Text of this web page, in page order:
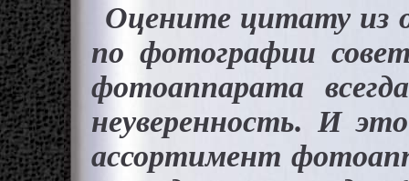
Оцените цитату из
по фотографии
фотоаппарата
неуверенность. И
ассортимент